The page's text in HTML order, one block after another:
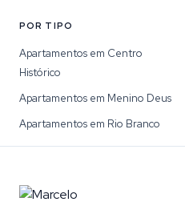
POR TIPO
Apartamentos em Centro
Histórico
Apartamentos em Menino Deus
Apartamentos em Rio Branco